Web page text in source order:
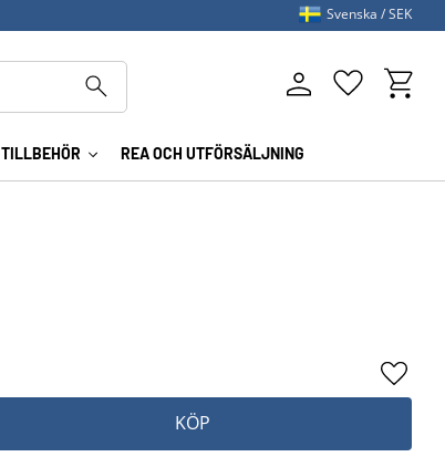
TILLBEHÖR REA OCH UTFÖRSÄLJNING
Favoriter
Svenska SEK
KÖP
Lägg